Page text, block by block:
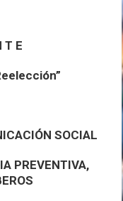
T E
SOCIAL
PREVENTIVA,